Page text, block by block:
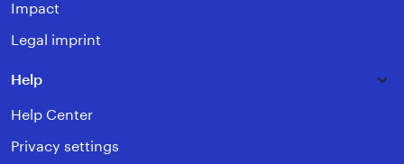
Impact
Legal imprint
Help
Help Center
Privacy settings